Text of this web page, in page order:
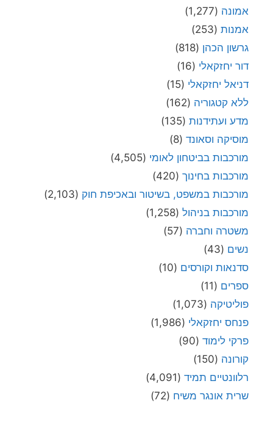
אמונה (1,277)
אמנות (253)
גרשון הכהן (818)
דור יחזקאלי (16)
דניאל יחזקאלי (15)
ללא קטגוריה (162)
מדע ועתידנות (135)
מוסיקה וסאונד (8)
מורכבות בביטחון לאומי (4,505)
מורכבות בחינוך (420)
מורכבות במשפט, בשיטור ובאכיפת חוק (2,103)
מורכבות בניהול (1,258)
משטרה וחברה (57)
נשים (43)
סדנאות וקורסים (10)
ספרים (11)
פוליטיקה (1,073)
פנחס יחזקאלי (1,986)
פרקי לימוד (90)
קורונה (150)
רלוונטיים תמיד (4,091)
שרית אונגר משיח (72)